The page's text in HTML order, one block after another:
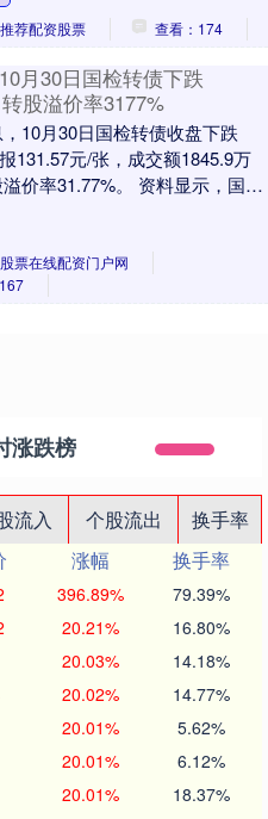
荐配资股票
查看：174
月30日国检转债下跌
股溢价率3177%
10月30日国检转债收盘下跌
131.57元/张，成交额1845.9万
价率31.77%。 资料显示，国检
别为“AA+”....
票在线配资门户网
涨跌榜
流入 个股流出
换手率
涨幅
换手率
396.89% 79.39%
20.21% 16.80%
20.03% 14.18%
20.02% 14.77%
20.01% 5.62%
20.01% 6.12%
20.01% 18.37%